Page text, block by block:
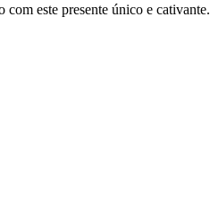
este presente único e cativante.